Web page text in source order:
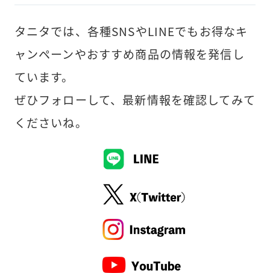
タニタでは、各種SNSやLINEでもお得なキ
ャンペーンやおすすめ商品の情報を発信し
ています。
ぜひフォローして、最新情報を確認してみて
くださいね。